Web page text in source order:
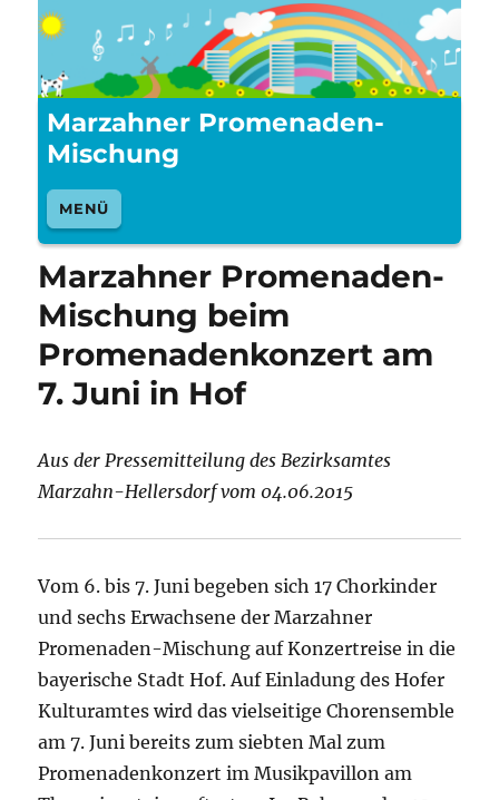
Marzahner Promenaden-
Mischung
MENÜ
Marzahner Promenaden-
Mischung beim
Promenadenkonzert am
7. Juni in Hof
Aus der Pressemitteilung des Bezirksamtes
Marzahn-Hellersdorf vom 04.06.2015
Vom 6. bis 7. Juni begeben sich 17 Chorkinder
und sechs Erwachsene der Marzahner
Promenaden-Mischung auf Konzertreise in die
bayerische Stadt Hof. Auf Einladung des Hofer
Kulturamtes wird das vielseitige Chorensemble
am 7. Juni bereits zum siebten Mal zum
Promenadenkonzert im Musikpavillon am